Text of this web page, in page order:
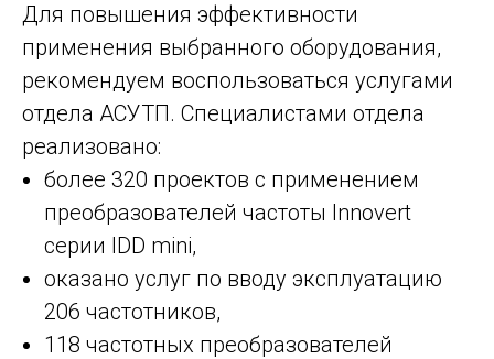
Для повышения эффективности
применения выбранного оборудования,
рекомендуем воспользоваться услугами
отдела АСУТП. Специалистами отдела
реализовано:
более 320 проектов с применением
преобразователей частоты Innovert
серии IDD mini,
оказано услуг по вводу эксплуатацию
206 частотников,
118 частотных преобразователей